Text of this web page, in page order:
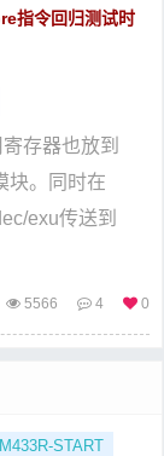
指令回归测试时
存器也放到
块。同时在
exu传送到
5566 4 0
START